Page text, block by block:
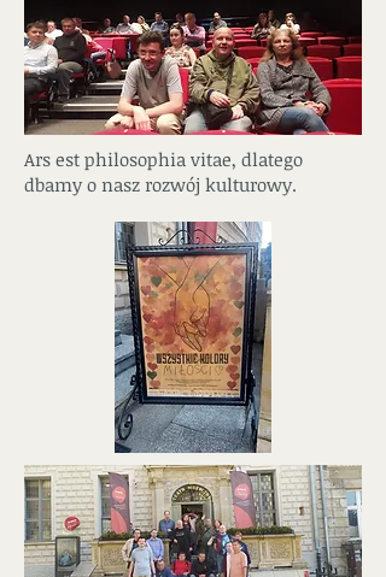
Ars est philosophia vitae, dlatego
dbamy o nasz rozwój kulturowy.